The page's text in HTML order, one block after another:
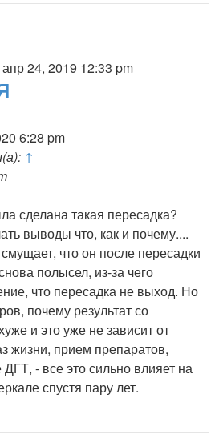
24, 2019 12:33 pm
6:28 pm
↑
сделана такая пересадка?
выводы что, как и почему....
что он после пересадки
полысел, из-за чего
что пересадка не выход. Но
почему результат со
и это уже не зависит от
жизни, прием препаратов,
- все это сильно влияет на
спустя пару лет.